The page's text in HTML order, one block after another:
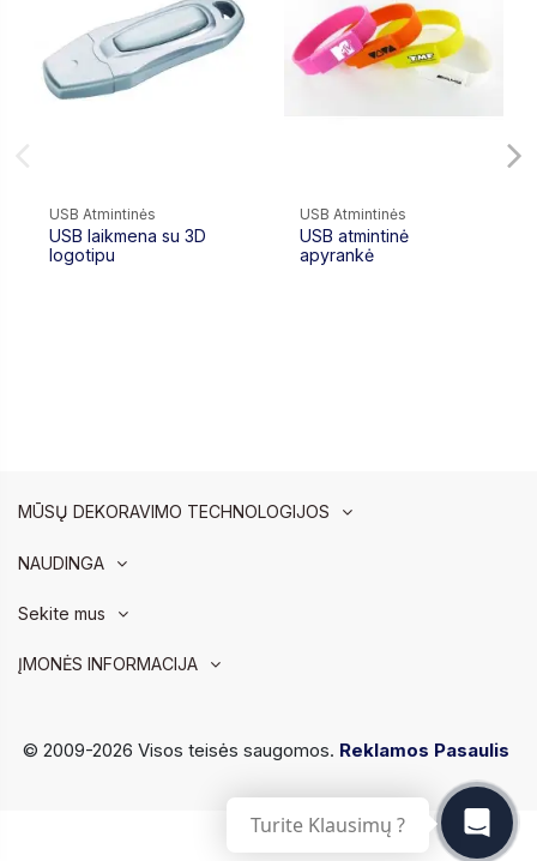
USB Atmintinės
USB laikmena su 3D
logotipu
USB Atmintinės
USB atmintinė
apyrankė
MŪSŲ DEKORAVIMO TECHNOLOGIJOS
NAUDINGA
Sekite mus
ĮMONĖS INFORMACIJA
© 2009-2026 Visos teisės saugomos. Reklamos Pasaulis
Turite Klausimų ?